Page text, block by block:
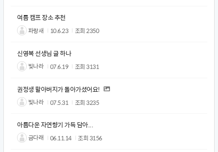
여름 캠프 장소 추천
파랑새 10.6.23 조회2350
신영복 선생님 글 하나
빛나라 07.6.19 조회3131
권정생 할아버지가 돌아가셨어요!
빛나라 07.5.31 조회3235
아름다운 자연향기 가득 담아...
금다래 06.11.14 조회3156